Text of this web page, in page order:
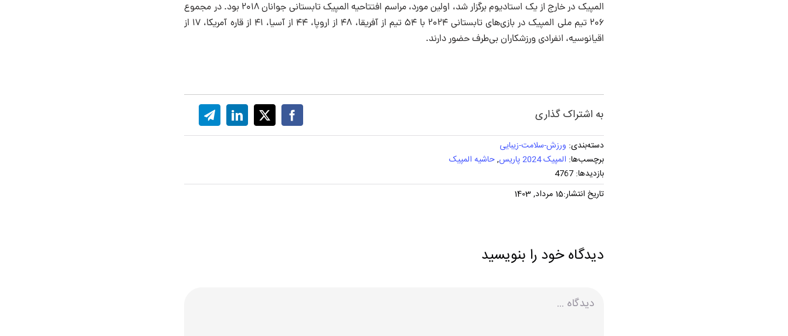
المپیک در خارج از یک استادیوم برگزار شد، اولین مورد، مراسم افتتاحیه المپیک تابستانی جوانان ۲۰۱۸ بود. در مجموع
۲۰۶ تیم ملی المپیک در بازی‌های تابستانی ۲۰۲۴ با ۵۴ تیم از آفریقا، ۴۸ از اروپا، ۴۴ از آسیا، ۴۱ از قاره آمریکا، ۱۷ از
اقیانوسیه، انفرادی ورزشکاران بی‌طرف حضور دارند.
به اشتراک گذاری
دسته‌بندی: ورزش-سلامت-زیبایی
برچسب‌ها: المپیک 2024 پاریس ,حاشیه المپیک
بازدیدها: 4767
تاریخ انتشار:15 مرداد, 1403
دیدگاه خود را بنویسید